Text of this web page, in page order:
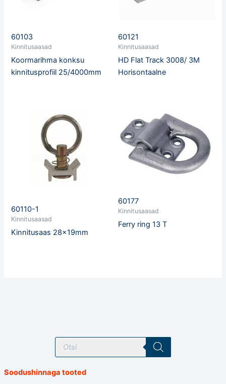
T
o
t
Soodushinnaga tooted
60103
Kinnitusaasad
Koormarihma konksu
kinnitusprofiil 25/4000mm
60121
Kinnitusaasad
HD Flat Track 3008/ 3M
Horisontaalne
60110-1
Kinnitusaasad
Kinnitusaas 28x19mm
60177
Kinnitusaasad
Ferry ring 13 T